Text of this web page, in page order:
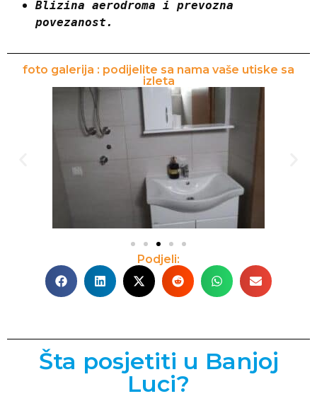
Blizina aerodroma i prevozna
povezanost.
foto galerija : podijelite sa nama vaše utiske sa
izleta
Podjeli:
Šta posjetiti u Banjoj
Luci?